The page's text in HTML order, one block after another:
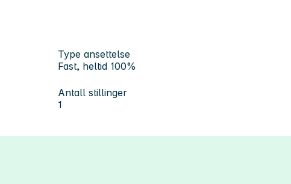
Type ansettelse
Fast, heltid 100%
Antall stillinger
1